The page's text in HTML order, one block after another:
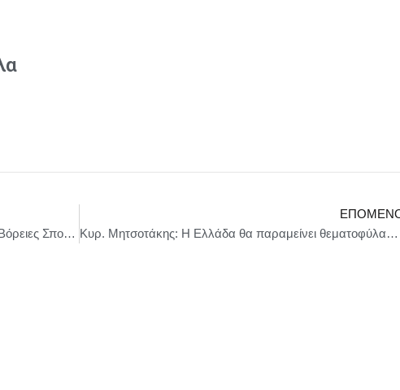
Απευθείας σύνδεση της Θεσσαλονίκης με τις Βόρειες Σποράδες
Κυρ. Μητσοτάκης: Η Ελλάδα θα παραμείνει θεματοφύλακας της ελευθερίας της ναυσιπλοΐας